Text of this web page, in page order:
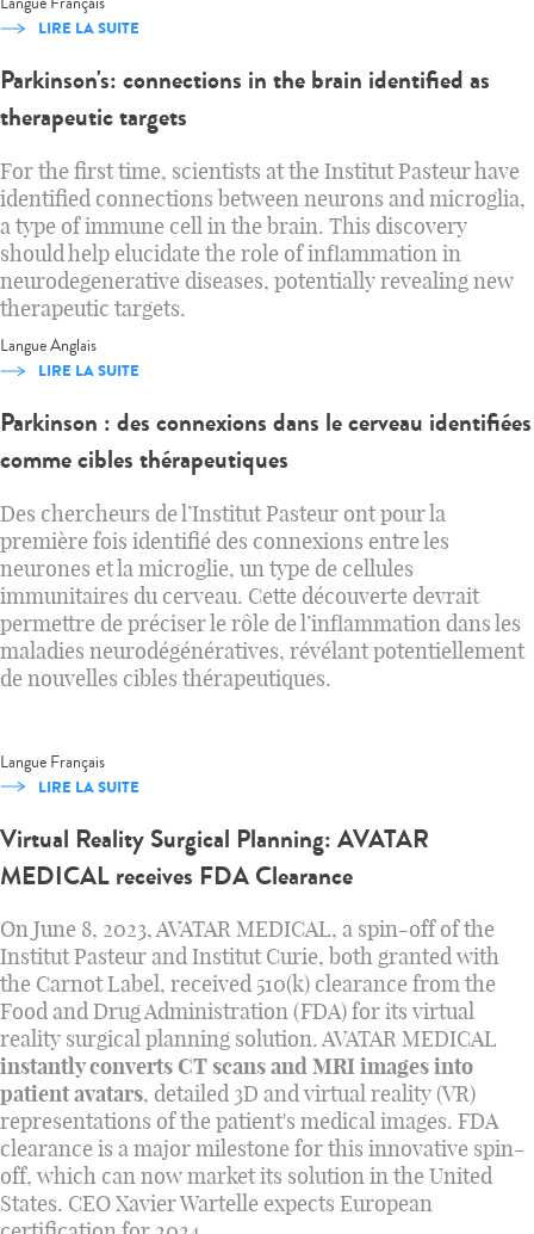
LIRE LA SUITE
Parkinson's: connections in the brain identified as
therapeutic targets
For the first time, scientists at the Institut Pasteur have
identified connections between neurons and microglia,
a type of immune cell in the brain. This discovery
should help elucidate the role of inflammation in
neurodegenerative diseases, potentially revealing new
therapeutic targets.
LangueAnglais
LIRE LA SUITE
Parkinson : des connexions dans le cerveau identifiées
comme cibles thérapeutiques
Des chercheurs de l’Institut Pasteur ont pour la
première fois identifié des connexions entre les
neurones et la microglie, un type de cellules
immunitaires du cerveau. Cette découverte devrait
permettre de préciser le rôle de l’inflammation dans les
maladies neurodégénératives, révélant potentiellement
de nouvelles cibles thérapeutiques.
Langue Français
LIRE LA SUITE
Virtual Reality Surgical Planning: AVATAR
MEDICAL receives FDA Clearance
On June 8, 2023, AVATAR MEDICAL, a spin-off of the
Institut Pasteur and Institut Curie, both granted with
the Carnot Label, received 510(k) clearance from the
Food and Drug Administration (FDA) for its virtual
reality surgical planning solution. AVATAR MEDICAL
instantly converts CT scans and MRI images into
patient avatars, detailed 3D and virtual reality (VR)
representations of the patient's medical images. FDA
clearance is a major milestone for this innovative spin-
off, which can now market its solution in the United
States. CEO Xavier Wartelle expects European